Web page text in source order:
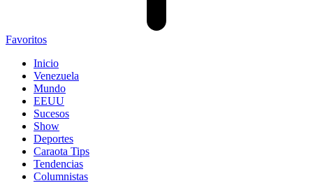
Favoritos
Inicio
Venezuela
Mundo
EEUU
Sucesos
Show
Deportes
Caraota Tips
Tendencias
Columnistas